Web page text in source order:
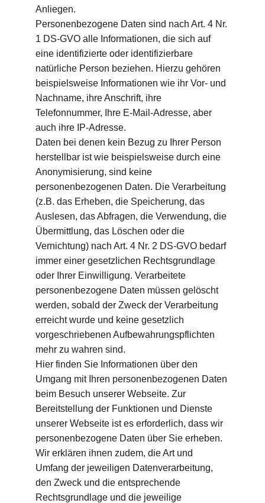
Anliegen.
Personenbezogene Daten sind nach Art. 4 Nr.
1 DS-GVO alle Informationen, die sich auf
eine identifizierte oder identifizierbare
natürliche Person beziehen. Hierzu gehören
beispielsweise Informationen wie ihr Vor- und
Nachname, ihre Anschrift, ihre
Telefonnummer, Ihre E-Mail-Adresse, aber
auch ihre IP-Adresse.
Daten bei denen kein Bezug zu Ihrer Person
herstellbar ist wie beispielsweise durch eine
Anonymisierung, sind keine
personenbezogenen Daten. Die Verarbeitung
(z.B. das Erheben, die Speicherung, das
Auslesen, das Abfragen, die Verwendung, die
Übermittlung, das Löschen oder die
Vernichtung) nach Art. 4 Nr. 2 DS-GVO bedarf
immer einer gesetzlichen Rechtsgrundlage
oder Ihrer Einwilligung. Verarbeitete
personenbezogene Daten müssen gelöscht
werden, sobald der Zweck der Verarbeitung
erreicht wurde und keine gesetzlich
vorgeschriebenen Aufbewahrungspflichten
mehr zu wahren sind.
Hier finden Sie Informationen über den
Umgang mit Ihren personenbezogenen Daten
beim Besuch unserer Webseite. Zur
Bereitstellung der Funktionen und Dienste
unserer Webseite ist es erforderlich, dass wir
personenbezogene Daten über Sie erheben.
Wir erklären ihnen zudem, die Art und
Umfang der jeweiligen Datenverarbeitung,
den Zweck und die entsprechende
Rechtsgrundlage und die jeweilige